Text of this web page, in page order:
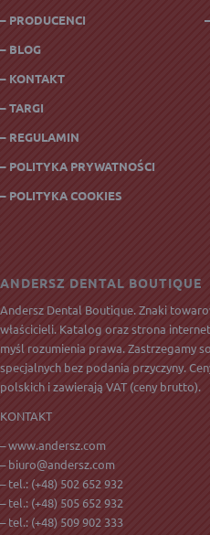
– PRODUCENCI
– BLOG
– KONTAKT
– TARGI
– REGULAMIN
– POLITYKA PRYWATNOŚCI
– POLITYKA COOKIES
ANDERSZ DENTAL BOUTIQUE
Andersz Dental Boutique. Znaki
właścicieli. Katalog oraz strona
myśl rozumienia prawa. Zastrzegamy
specjalnych bez podania przyczyny.
polskich i zawierają VAT(ceny brutto).
KONTAKT
– www.andersz.com
–biuro@andersz.com
– tel.: (+48) 502 652 932
– tel.: (+48) 505 652 932
– tel.: (+48) 509 902 333